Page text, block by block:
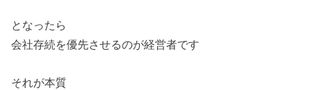
となったら
会社存続を優先させるのが経営者です
それが本質